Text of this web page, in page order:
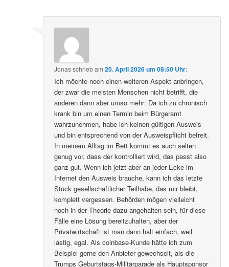
Jonasschriebam20. April 2026 um 08:50 Uhr:
Ich möchte noch einen weiteren Aspekt anbringen,
der zwar die meisten Menschen nicht betrifft, die
anderen dann aber umso mehr: Da ich zu chronisch
krank bin um einen Termin beim Bürgeramt
wahrzunehmen, habe ich keinen gültigen Ausweis
und bin entsprechend von der Ausweispflicht befreit.
In meinem Alltag im Bett kommt es auch selten
genug vor, dass der kontrolliert wird, das passt also
ganz gut. Wenn ich jetzt aber an jeder Ecke im
Internet den Ausweis brauche, kann ich das letzte
Stück gesellschaftlicher Teilhabe, das mir bleibt,
komplett vergessen. Behörden mögen vielleicht
noch in der Theorie dazu angehalten sein, für diese
Fälle eine Lösung bereitzuhalten, aber der
Privatwirtschaft ist man dann halt einfach, weil
lästig, egal. Als coinbase-Kunde hätte ich zum
Beispiel gerne den Anbieter gewechselt, als die
Trumps Geburtstags-Militärparade als Hauptsponsor